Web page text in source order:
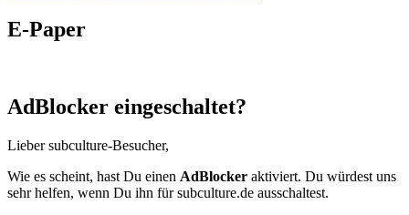
E-Paper
AdBlocker eingeschaltet?
Lieber subculture-Besucher,
Wie es scheint, hast Du einen AdBlocker aktiviert. Du würdest uns
sehr helfen, wenn Du ihn für subculture.de ausschaltest.